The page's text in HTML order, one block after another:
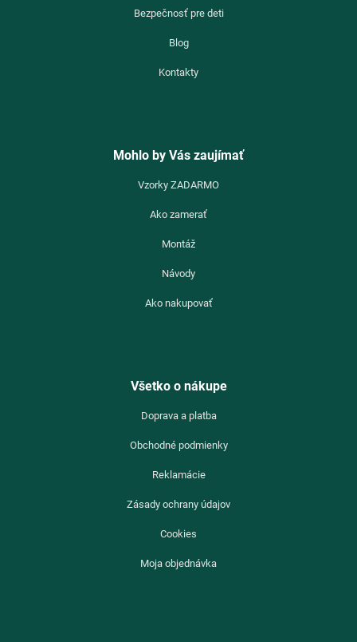
Bezpečnosť pre deti
Blog
Kontakty
Mohlo by Vás zaujímať
Vzorky ZADARMO
Ako zamerať
Montáž
Návody
Ako nakupovať
Všetko o nákupe
Doprava a platba
Obchodné podmienky
Reklamácie
Zásady ochrany údajov
Cookies
Moja objednávka